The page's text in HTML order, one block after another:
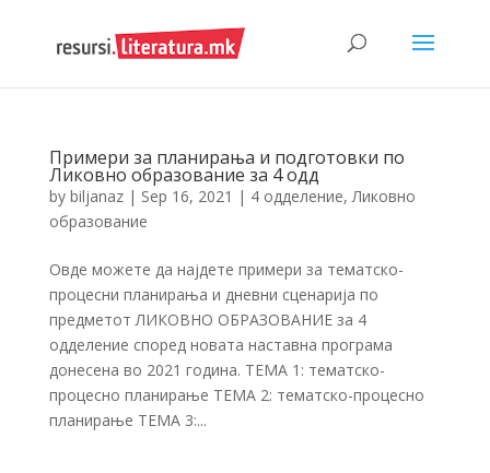
Примери за планирања и подготовки по
Ликовно образование за 4 одд
by biljanaz| Sep 16, 2021 | 4 одделение,Ликовно
образование
Овде можете да најдете примери за тематско-
процесни планирања и дневни сценарија по
предметот ЛИКОВНО ОБРАЗОВАНИЕ за 4
одделение според новата наставна програма
донесена во 2021 година. ТЕМА 1: тематско-
процесно планирање ТЕМА 2: тематско-процесно
планирање ТЕМА 3:...